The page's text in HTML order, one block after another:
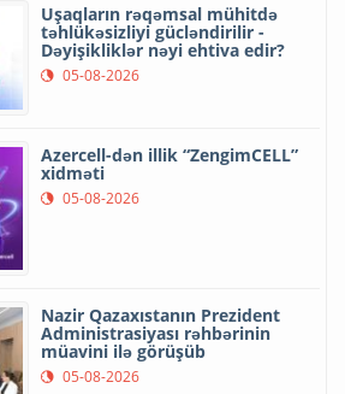
Uşaqların rəqəmsal mühitdə
təhlükəsizliyi gücləndirilir -
Dəyişikliklər nəyi ehtiva edir?
05-08-2026
Azercell-dən illik “ZengimCELL”
xidməti
05-08-2026
Nazir Qazaxıstanın Prezident
Administrasiyası rəhbərinin
müavini ilə görüşüb
05-08-2026